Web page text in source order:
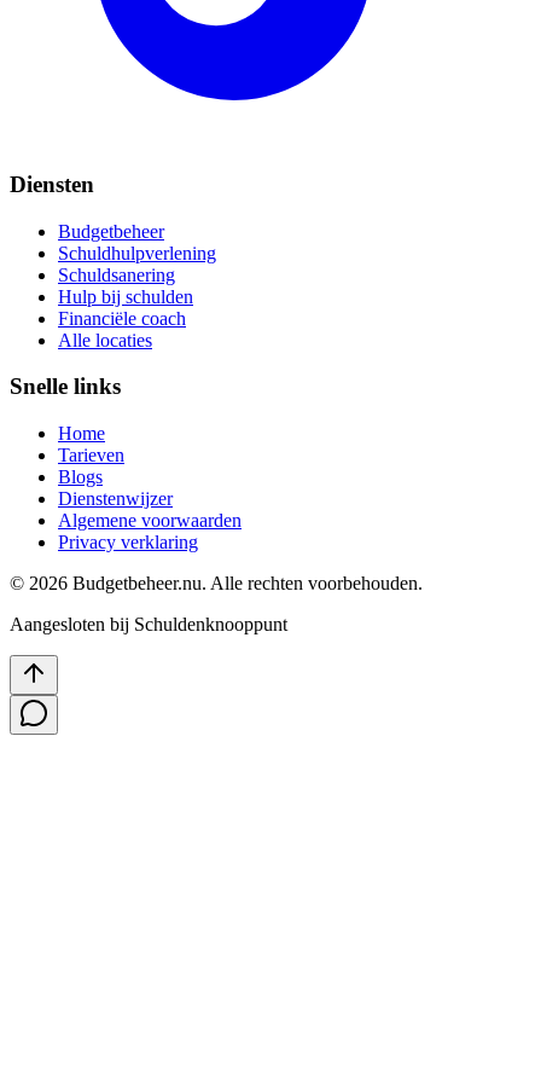
Diensten
Budgetbeheer
Schuldhulpverlening
Schuldsanering
Hulp bij schulden
Financiële coach
Alle locaties
Snelle links
Home
Tarieven
Blogs
Dienstenwijzer
Algemene voorwaarden
Privacy verklaring
© 2026 Budgetbeheer.nu. Alle rechten voorbehouden.
Aangesloten bij Schuldenknooppunt